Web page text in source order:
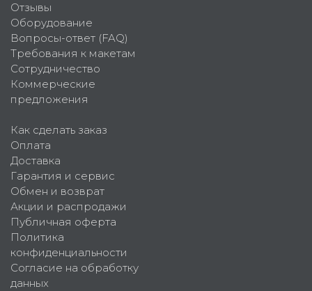
Отзывы
Оборудование
Вопросы-ответ (FAQ)
Требования к макетам
Сотрудничество
Коммерческие
предложения
Как сделать заказ
Оплата
Доставка
Гарантия и сервис
Обмен и возврат
Акции и распродажи
Публичная оферта
Политика
конфиденциальности
Согласие на обработку
данных